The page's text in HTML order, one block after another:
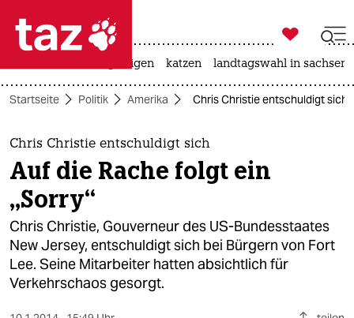
 taz zahl ich
taz zahl ich
themen
politik
öko
gesellschaft
kultur

taz zahl ich
bergsteigen katzen landtagswahl in
Startseite Politik Amerika Chris Christie entschuldigt sich:
Chris Christie entschuldigt sich
Auf die Rache folgt ein
„Sorry“
Chris Christie, Gouverneur des US-Bundesstaates
New Jersey, entschuldigt sich bei Bürgern von Fort
Lee. Seine Mitarbeiter hatten absichtlich für
Verkehrschaos gesorgt.